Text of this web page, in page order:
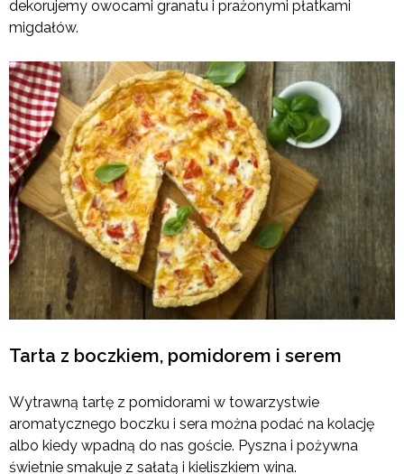
dekorujemy owocami granatu i prażonymi płatkami
migdałów.
Tarta z boczkiem, pomidorem i serem
Wytrawną tartę z pomidorami w towarzystwie
aromatycznego boczku i sera można podać na kolację
albo kiedy wpadną do nas goście. Pyszna i pożywna
świetnie smakuje z sałatą i kieliszkiem wina.